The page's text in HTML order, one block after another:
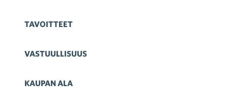
TAVOITTEET
VASTUULLISUUS
KAUPAN ALA